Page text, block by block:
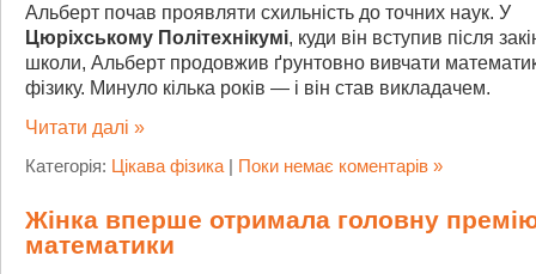
Альберт почав проявляти схильність до точних наук. У
Цюріхському Політехнікумі, куди він вступив після
школи, Альберт продовжив ґрунтовно вивчати
фізику. Минуло кілька років — і він став викладачем.
Читати далі »
Категорія: Цікава фізика | Поки немає коментарів »
Жінка вперше отримала головну премію
математики